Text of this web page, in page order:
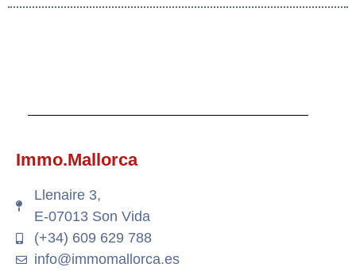
Immo.Mallorca
Llenaire 3,
E-07013 Son Vida
(+34) 609 629 788
info@immomallorca.es